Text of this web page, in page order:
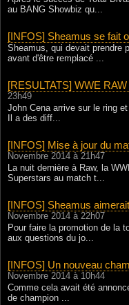
au BANG Showbiz qu...
[INFOS] Sheamus se fait
Sheamus, qui devait prendre
avant d'être remplacé ...
[RESULTATS] WWE
23h49
John Cena arrive sur le ring
Il a des diff...
[INFOS] Mise à jour du
Novembre 2014 à 21h47
La nuit dernière à Raw, la
Superstars au match t...
[INFOS] Sheamus
Novembre 2014 à 22h07
Pour faire la promotion de la
aux questions du jo...
[INFOS] Un nouveau
Novembre 2014 à 10h44
Comme cela avait été
de champion ...